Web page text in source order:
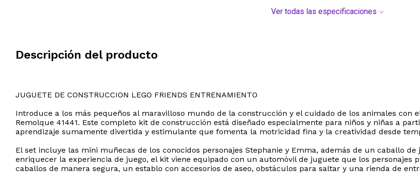
Ver todas las especificaciones
Descripción del producto
JUGUETE DE CONSTRUCCION LEGO FRIENDS ENTRENAMIENTO
Introduce a los más pequeños al maravilloso mundo de la construcción y el cuidado de los animales con
Remolque 41441. Este completo kit de construcción está diseñado especialmente para niños y niñas a
aprendizaje sumamente divertida y estimulante que fomenta la motricidad fina y la creatividad desde
El set incluye las mini muñecas de los conocidos personajes Stephanie y Emma, además de un caballo
enriquecer la experiencia de juego, el kit viene equipado con un automóvil de juguete que los
caballos de manera segura, un establo con accesorios de aseo, obstáculos para saltar y una rienda de